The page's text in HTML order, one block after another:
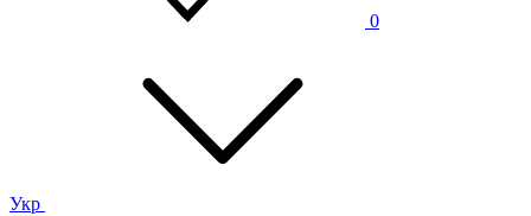
0
Укр